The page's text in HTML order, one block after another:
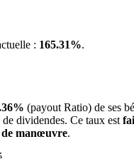
: 165.31%.
(payout Ratio) de ses
dividendes. Ce taux est
de manœuvre.